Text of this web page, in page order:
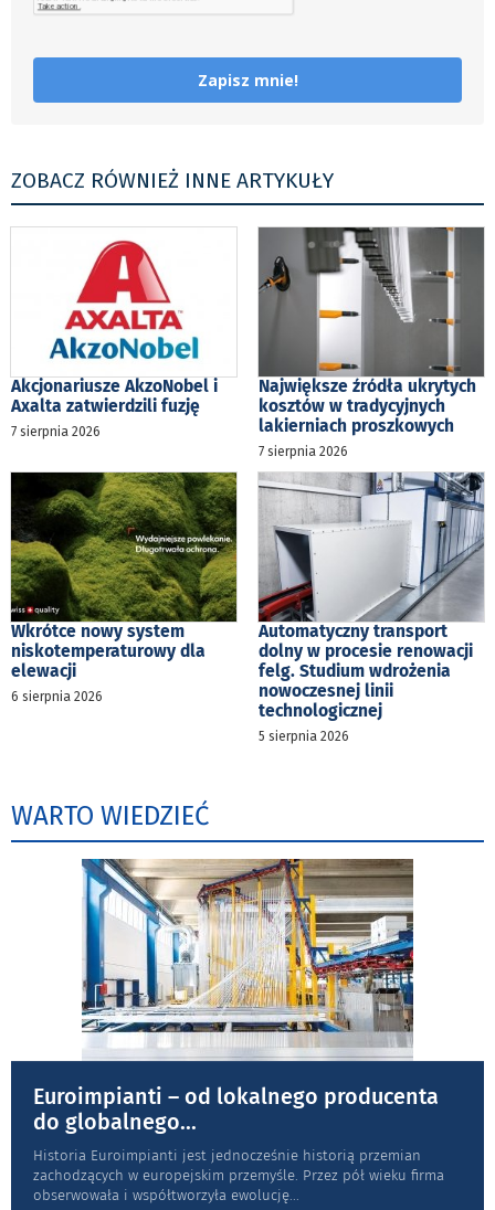
Zapisz mnie!
ZOBACZ RÓWNIEŻ INNE ARTYKUŁY
Akcjonariusze AkzoNobel i
Axalta zatwierdzili fuzję
7 sierpnia 2026
Największe źródła ukrytych
kosztów w tradycyjnych
lakierniach proszkowych
7 sierpnia 2026
Wkrótce nowy system
niskotemperaturowy dla
elewacji
6 sierpnia 2026
Automatyczny transport
dolny w procesie renowacji
felg. Studium wdrożenia
nowoczesnej linii
technologicznej
5 sierpnia 2026
WARTO WIEDZIEĆ
Euroimpianti – od lokalnego producenta
do globalnego...
Historia Euroimpianti jest jednocześnie historią przemian
zachodzących w europejskim przemyśle. Przez pół wieku firma
obserwowała i współtworzyła ewolucję